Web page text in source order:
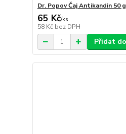
Dr. Popov Čaj Antikandin 50 g
65 Kč/ks
58 Kč bez DPH
Přidat